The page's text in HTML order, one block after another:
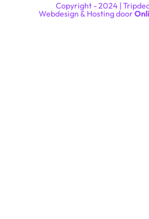
Copyright - 2024 |
Webdesign & Hosting door